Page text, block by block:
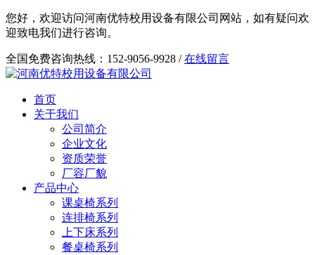
您好，欢迎访问河南优特校用设备有限公司网站，如有疑问欢
迎致电我们进行咨询。
全国免费咨询热线：152-9056-9928 /在线留言
首页
关于我们
公司简介
企业文化
资质荣誉
厂容厂貌
产品中心
课桌椅系列
连排椅系列
上下床系列
餐桌椅系列